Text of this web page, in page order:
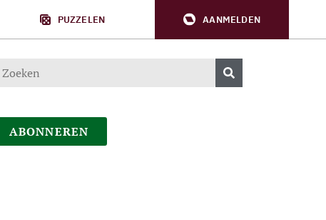
PUZZELEN AANMELDEN
ABONNEREN